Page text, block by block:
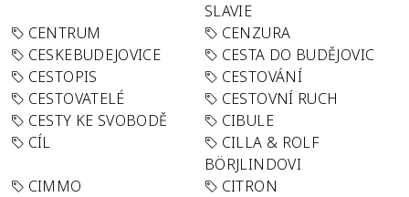
SLAVIE
CENTRUM
CENZURA
CESKEBUDEJOVICE
CESTA DO BUDĚJOVIC
CESTOPIS
CESTOVÁNÍ
CESTOVATELÉ
CESTOVNÍ RUCH
CESTY KE SVOBODĚ
CIBULE
CÍL
CILLA & ROLF
BÖRJLINDOVI
CIMMO
CITRON